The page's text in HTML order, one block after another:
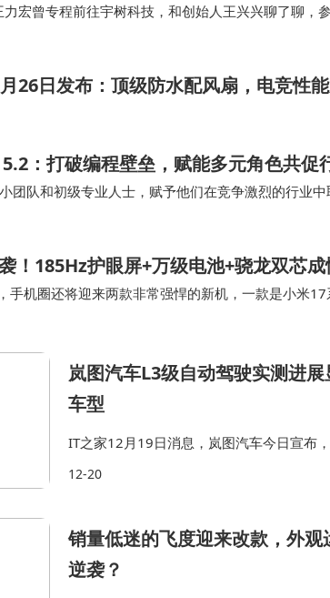
和老己好好相处，才是对抗这个不确定世界最
宏曾专程前往宇树科技，和创始人王兴兴聊了聊，
宇树科技研发的。 据公开资料，成立于2016年的宇
26日发布：顶级防水配风扇，电竞性
：打破编程壁垒，赋能多元角色共促
团队和初级专业人士，赋予他们在竞争激烈的行业
统和使用简单工具解决复杂问题。Codex典范了人工
！185Hz护眼屏+万级电池+骁龙双芯
手机圈还将迎来两款非常强悍的新机，一款是小米
参数，小智个人觉得不会太出彩，一方面是其它核
岚图汽车L3级自动驾驶实测进
车型
IT之家12月19日消息，岚图汽车今日宣布
至目前，岚图已累计完成11万公里实际道
12-20
销量低迷的飞度迎来改款，外
逆袭？